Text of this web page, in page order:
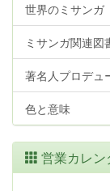
世界のミサンガ
ミサンガ関連図
著名人プロデュ
色と意味
営業カレン